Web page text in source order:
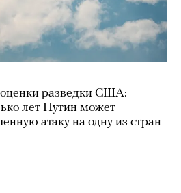
разведки США:
лет Путин может
атаку на одну из стран